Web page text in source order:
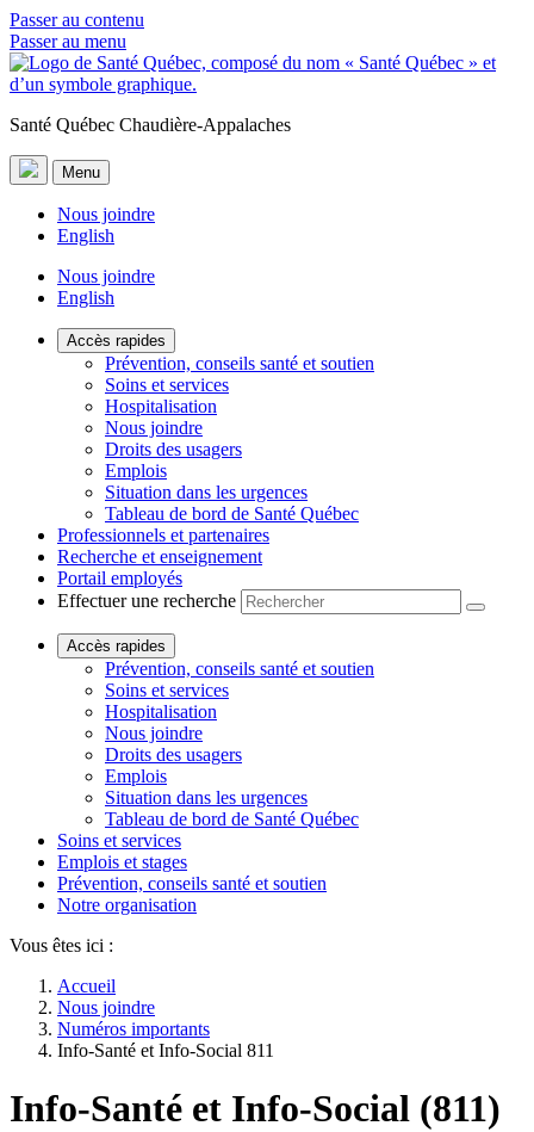
Passer au contenu
Passer au menu
Santé Québec Chaudière-Appalaches
Menu
Nous joindre
English
Nous joindre
English
Accès rapides
Prévention, conseils santé et soutien
Soins et services
Hospitalisation
Nous joindre
Droits des usagers
Emplois
Situation dans les urgences
Tableau de bord de Santé Québec
Professionnels et partenaires
Recherche et enseignement
Portail employés
Effectuer une recherche
Accès rapides
Prévention, conseils santé et soutien
Soins et services
Hospitalisation
Nous joindre
Droits des usagers
Emplois
Situation dans les urgences
Tableau de bord de Santé Québec
Soins et services
Emplois et stages
Prévention, conseils santé et soutien
Notre organisation
Vous êtes ici :
Accueil
Nous joindre
Numéros importants
Info-Santé et Info-Social 811
Info-Santé et Info-Social (811)